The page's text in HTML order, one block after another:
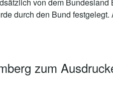
durch den Bund
zum